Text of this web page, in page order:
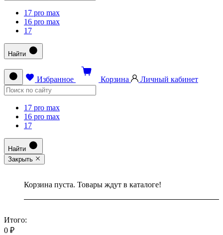
17 pro max
16 pro max
17
Найти
Избранное Корзина Личный кабинет
17 pro max
16 pro max
17
Найти
Закрыть
Корзина пуста. Товары ждут в каталоге!
Итого:
0 ₽